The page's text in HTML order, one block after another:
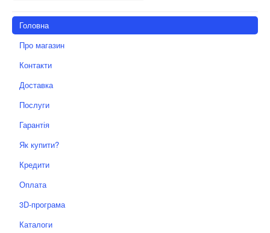
Головна
Про магазин
Контакти
Доставка
Послуги
Гарантія
Як купити?
Кредити
Оплата
3D-програма
Каталоги